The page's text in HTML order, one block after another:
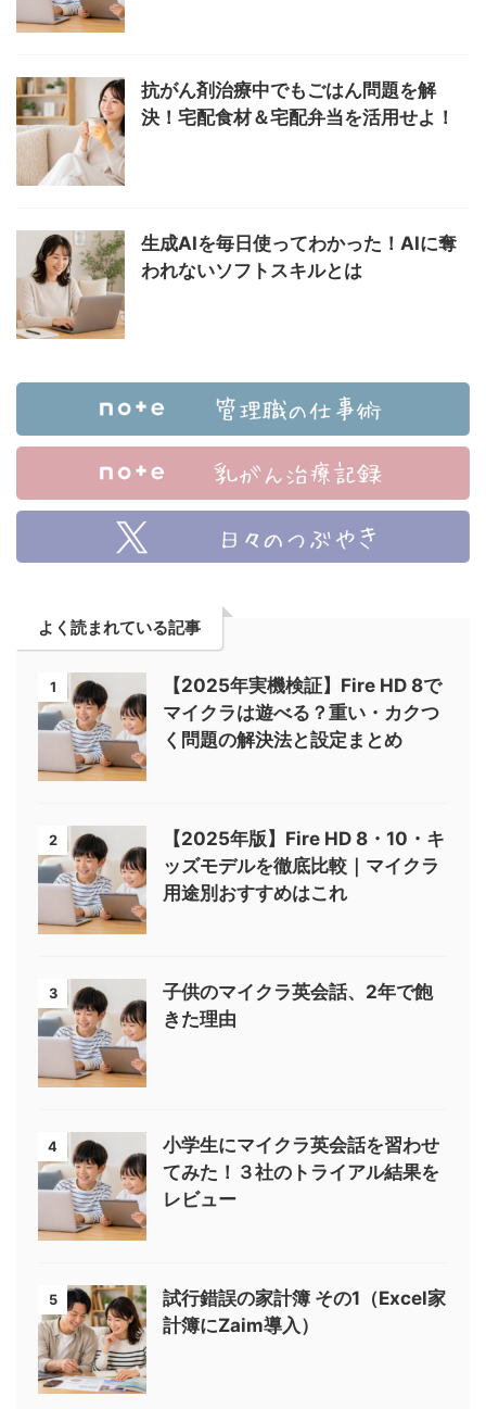
抗がん剤治療中でもごはん問題を解
決！宅配食材＆宅配弁当を活用せよ！
生成AIを毎日使ってわかった！AIに奪
われないソフトスキルとは
よく読まれている記事
1
【2025年実機検証】Fire HD 8で
マイクラは遊べる？重い・カクつ
く問題の解決法と設定まとめ
2
【2025年版】Fire HD 8・10・キ
ッズモデルを徹底比較｜マイクラ
用途別おすすめはこれ
3
子供のマイクラ英会話、2年で飽
きた理由
4
小学生にマイクラ英会話を習わせ
てみた！３社のトライアル結果を
レビュー
5
試行錯誤の家計簿 その1（Excel家
計簿にZaim導入）